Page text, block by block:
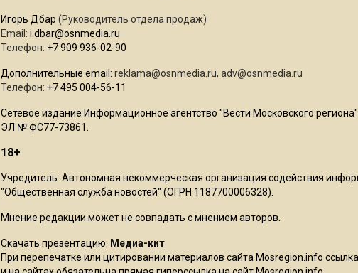
Игорь Дбар (Руководитель отдела продаж)
Email: i.dbar@osnmedia.ru
Телефон: +7 909 936-02-90
Дополнительные email: reklama@osnmedia.ru, adv@osnmedia.ru
Телефон: +7 495 004-56-11
Сетевое издание Информационное агентство "Вести Московского
ЭЛ № ФС77-73861.
18+
Учредитель: Автономная некоммерческая организация содействия
"Общественная служба новостей" (ОГРН 1187700006328).
Мнение редакции может не совпадать с мнением авторов.
Скачать презентацию: Медиа-кит
При перепечатке или цитировании материалов сайта Mosregion.info